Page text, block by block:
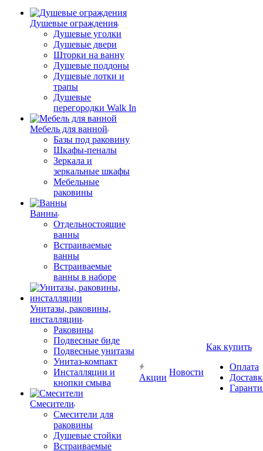
Душевые ограждения
Душевые уголки
Душевые двери
Шторки на ванну
Душевые поддоны
Душевые лотки и
трапы
Душевые
перегородки Walk In
Мебель для ванной
Базы под раковину
Шкафы-пеналы
Зеркала и
зеркальные шкафы
Мебельные
раковины
Ванны
Отдельностоящие
ванны
Встраиваемые
ванны
Встраиваемые
ванны в наборе
Унитазы, раковины,
инсталляции
Раковины
Подвесные биде
Подвесные унитазы
Унитаз-компакт
Инсталляции и
кнопки смыва
Смесители
Смесители для
раковины
Душевые стойки
Встраиваемые
Акции
Новости
Как купить
Оплата